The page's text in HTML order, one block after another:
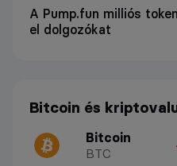
A Pump.fun milliós
el dolgozókat
Bitcoin és
Bitcoin
BTC